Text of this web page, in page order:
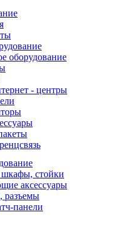
оборудование
- центры
стойки
аксессуары
разъемы
панели